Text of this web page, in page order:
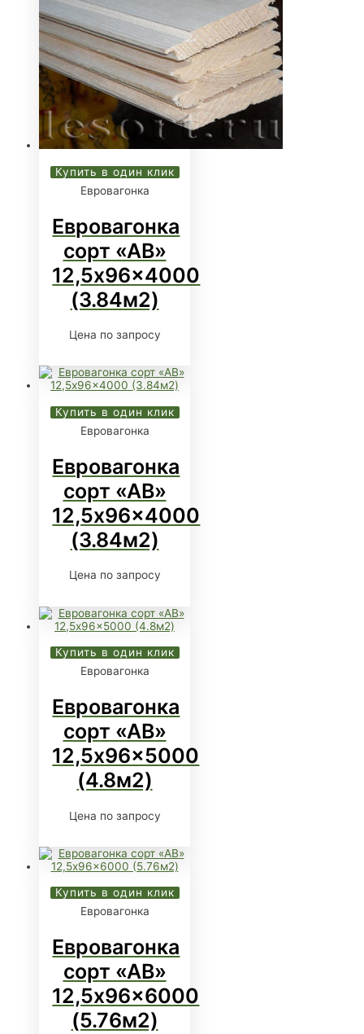
Купить в один клик
Евровагонка
Евровагонка
сорт «АВ»
12,5x96x4000
(3.84м2)
Цена по запросу
Купить в один клик
Евровагонка
Евровагонка
сорт «АВ»
12,5x96x4000
(3.84м2)
Цена по запросу
Купить в один клик
Евровагонка
Евровагонка
сорт «АВ»
12,5x96x5000
(4.8м2)
Цена по запросу
Купить в один клик
Евровагонка
Евровагонка
сорт «АВ»
12,5x96x6000
(5.76м2)